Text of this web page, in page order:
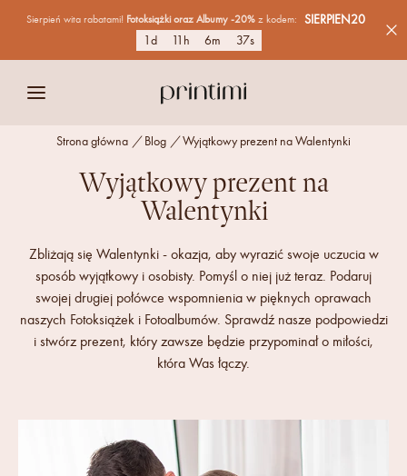
Sierpień wita rabatami! Fotoksiążki oraz Albumy -20% z kodem:
SIERPIEN20
1d 11 h 6m 37s
Strona główna / Blog / Wyjątkowy prezent na Walentynki
Wyjątkowy prezent na
Walentynki
Zbliżają się Walentynki - okazja, aby wyrazić swoje uczucia w
sposób wyjątkowy i osobisty. Pomyśl o niej już teraz. Podaruj
swojej drugiej połówce wspomnienia w pięknych oprawach
naszych Fotoksiążek i Fotoalbumów. Sprawdź nasze podpowiedzi
i stwórz prezent, który zawsze będzie przypominał o miłości,
która Was łączy.